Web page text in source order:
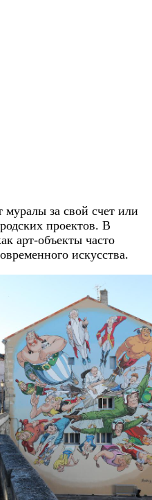
за свой счет или
проектов. В
арт-объекты часто
искусства.